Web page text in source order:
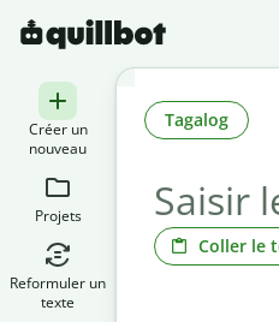
Créer un
nouveau
Projets
Reformuler un
texte
Coller le
Tagalog